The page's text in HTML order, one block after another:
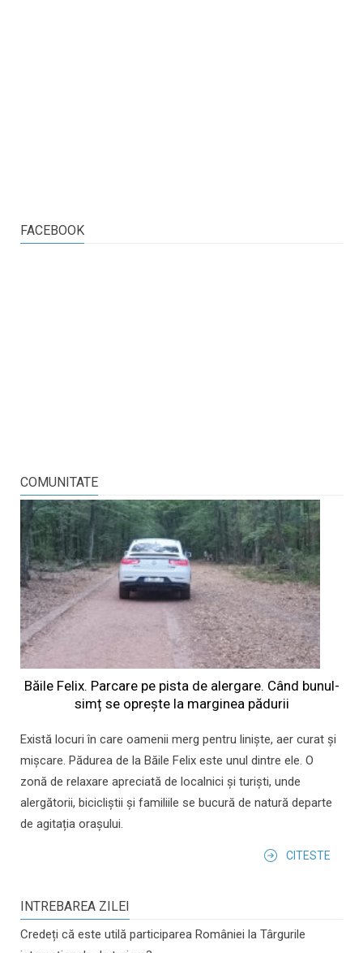
FACEBOOK
COMUNITATE
Băile Felix. Parcare pe pista de alergare. Când bunul-
simț se oprește la marginea pădurii
Există locuri în care oamenii merg pentru liniște, aer curat și
mișcare. Pădurea de la Băile Felix este unul dintre ele. O
zonă de relaxare apreciată de localnici și turiști, unde
alergătorii, bicicliștii și familiile se bucură de natură departe
de agitația orașului.
CITESTE
INTREBAREA ZILEI
Credeți că este utilă participarea României la Târgurile